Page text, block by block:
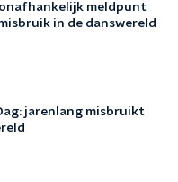
meldpunt
in de danswereld
jarenlang misbruikt